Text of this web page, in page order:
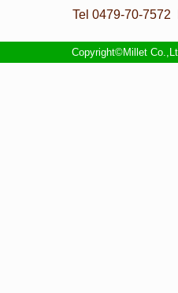
Tel 0479-70-7572
Copyright©Millet